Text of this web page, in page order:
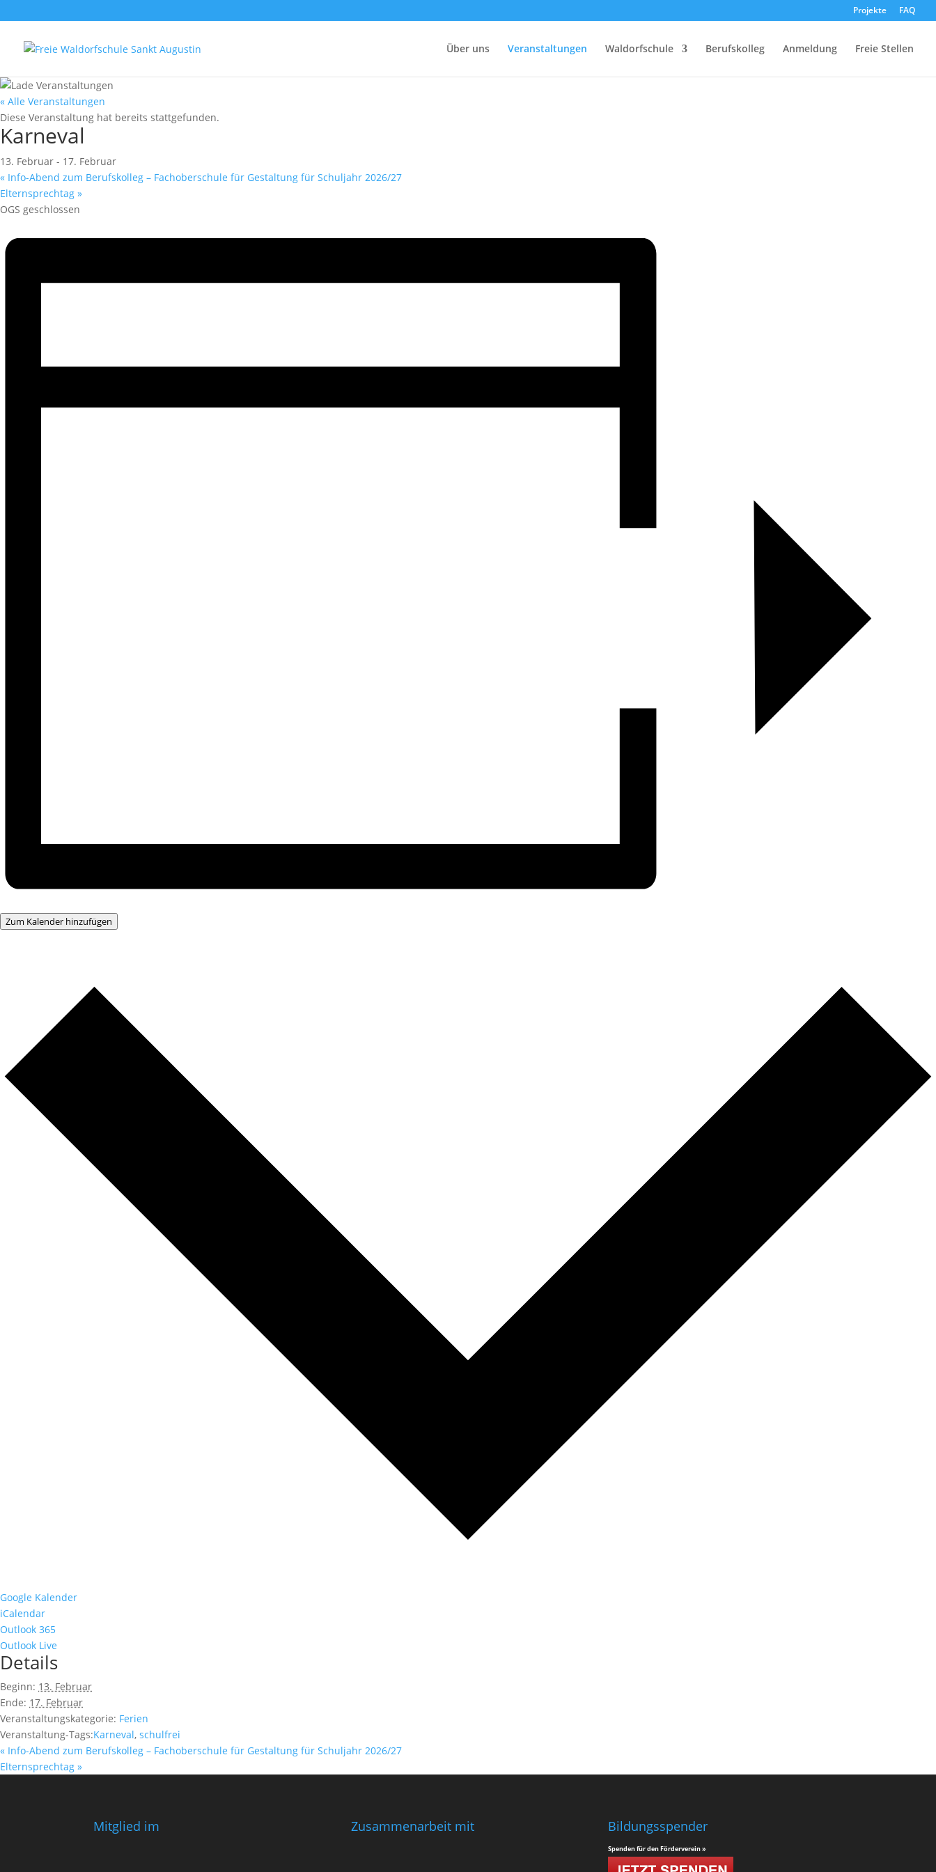
Projekte FAQ
Über uns Veranstaltungen Waldorfschule Berufskolleg Anmeldung Freie Stellen
« Alle Veranstaltungen
Diese Veranstaltung hat bereits stattgefunden.
Karneval
13. Februar - 17. Februar
« Info-Abend zum Berufskolleg – Fachoberschule für Gestaltung für Schuljahr 2026/27
Elternsprechtag »
OGS geschlossen
Zum Kalender hinzufügen
Google Kalender
iCalendar
Outlook 365
Outlook Live
Details
Beginn: 13. Februar
Ende: 17. Februar
Veranstaltungskategorie: Ferien
Veranstaltung-Tags:Karneval, schulfrei
« Info-Abend zum Berufskolleg – Fachoberschule für Gestaltung für Schuljahr 2026/27
Elternsprechtag »
Mitglied im Zusammenarbeit mit Bildungsspender
Spenden für den Förderverein »